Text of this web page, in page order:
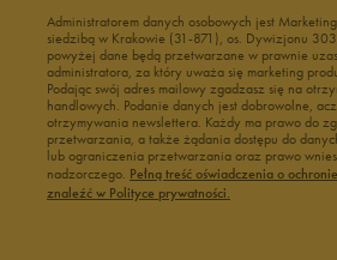
Administratorem danych osobowych jest
siedzibą w Krakowie (31-871), os. Dywizjonu
powyżej dane będą przetwarzane w prawnie
administratora, za który uważa się marketing
Podając swój adres mailowy zgadzasz się na
handlowych. Podanie danych jest dobrowolne,
otrzymywania newslettera. Każdy ma prawo do
przetwarzania, a także żądania dostępu do
lub ograniczenia przetwarzania oraz prawo
nadzorczego. Pełną treść oświadczenia o
znaleźć w Polityce prywatności.